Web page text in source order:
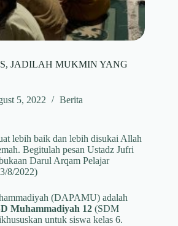
JADILAH MUKMIN YANG
5, 2022 Berita
lebih baik dan lebih disukai Allah
Begitulah pesan Ustadz Jufri
Darul Arqam Pelajar
8/2022)
(DAPAMU) adalah
Muhammadiyah 12 (SDM
untuk siswa kelas 6.